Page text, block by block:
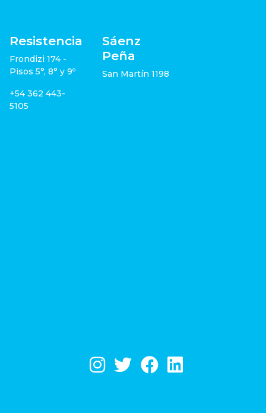
Resistencia
Frondizi 174 -
Pisos 5°, 8° y 9º
+54 362 443-
5105
Sáenz
Peña
San Martín 1198